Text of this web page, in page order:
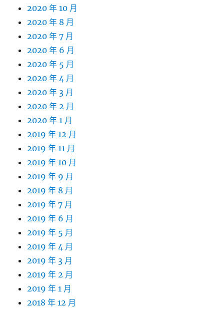
2020 年 10 月
2020 年 8 月
2020 年 7 月
2020 年 6 月
2020 年 5 月
2020 年 4 月
2020 年 3 月
2020 年 2 月
2020 年 1 月
2019 年 12 月
2019 年 11 月
2019 年 10 月
2019 年 9 月
2019 年 8 月
2019 年 7 月
2019 年 6 月
2019 年 5 月
2019 年 4 月
2019 年 3 月
2019 年 2 月
2019 年 1 月
2018 年 12 月